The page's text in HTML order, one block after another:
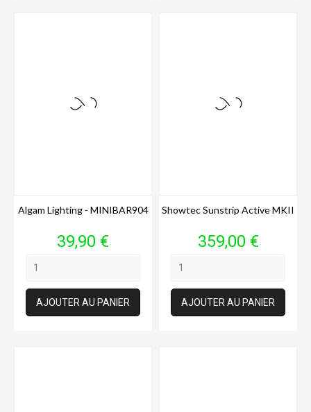
Algam Lighting - MINIBAR904
Prix
39,90 €
AJOUTER AU PANIER
Showtec Sunstrip Active MKII
Prix
359,00 €
AJOUTER AU PANIER